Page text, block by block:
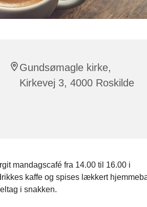
Gundsømagle kirke,
Kirkevej 3, 4000 Roskilde
mandagscafé fra 14.00 til 16.00 i
kaffe og spises lækkert
i snakken.